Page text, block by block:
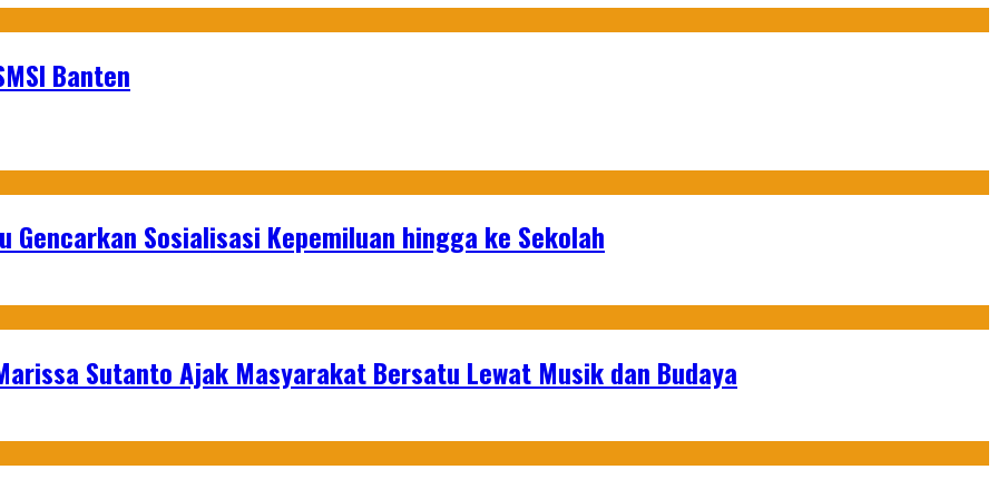
Banten
Gencarkan Sosialisasi Kepemiluan hingga ke Sekolah
Sutanto Ajak Masyarakat Bersatu Lewat Musik dan Budaya